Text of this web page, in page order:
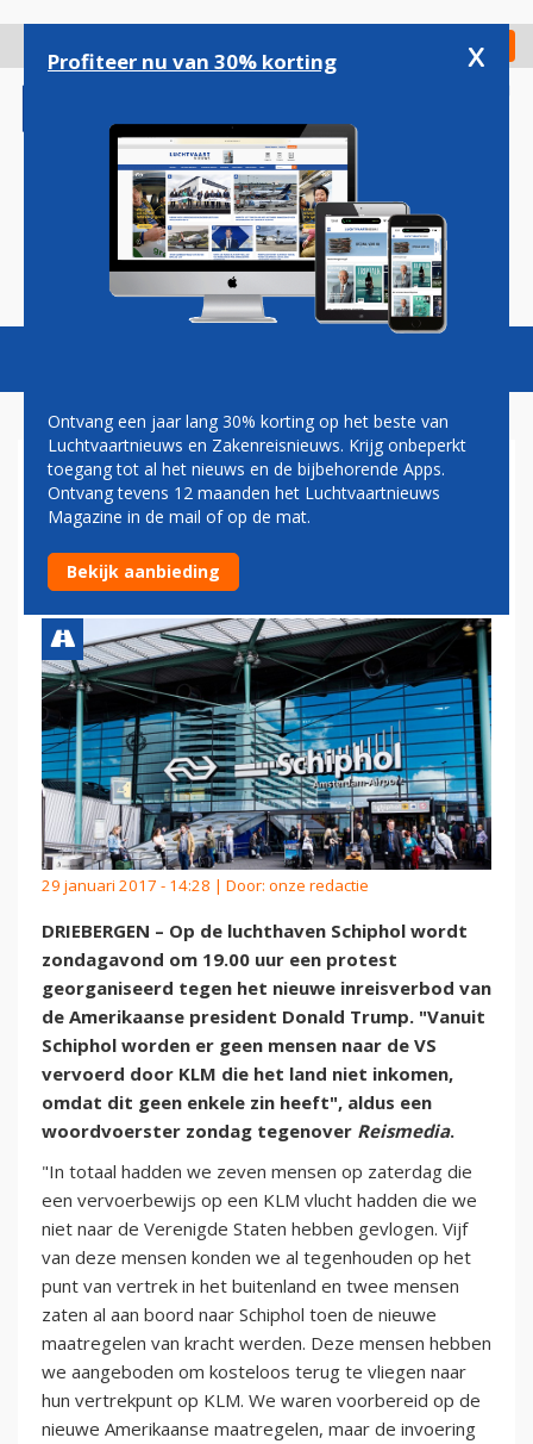
gaan
Check in
Magazine Podcasts Vacatures
DEMONSTRATIE OP
SCHIPHOL TEGEN
INREISVERBOD VS
29 januari 2017 - 14:28 | Door: onze redactie
DRIEBERGEN – Op de luchthaven Schiphol wordt
zondagavond om 19.00 uur een protest
georganiseerd tegen het nieuwe inreisverbod van
de Amerikaanse president Donald Trump. "Vanuit
Schiphol worden er geen mensen naar de VS
vervoerd door KLM die het land niet inkomen,
omdat dit geen enkele zin heeft", aldus een
woordvoerster zondag tegenover Reismedia.
"In totaal hadden we zeven mensen op zaterdag die
een vervoerbewijs op een KLM vlucht hadden die we
niet naar de Verenigde Staten hebben gevlogen. Vijf
van deze mensen konden we al tegenhouden op het
punt van vertrek in het buitenland en twee mensen
zaten al aan boord naar Schiphol toen de nieuwe
maatregelen van kracht werden. Deze mensen hebben
we aangeboden om kosteloos terug te vliegen naar
hun vertrekpunt op KLM. We waren voorbereid op de
nieuwe Amerikaanse maatregelen, maar de invoering
Profiteer nu van 30% korting x
Ontvang een jaar lang 30% korting op het beste van
Luchtvaartnieuws en Zakenreisnieuws. Krijg onbeperkt
toegang tot al het nieuws en de bijbehorende Apps.
Ontvang tevens 12 maanden het Luchtvaartnieuws
Magazine in de mail of op de mat.
Bekijk aanbieding